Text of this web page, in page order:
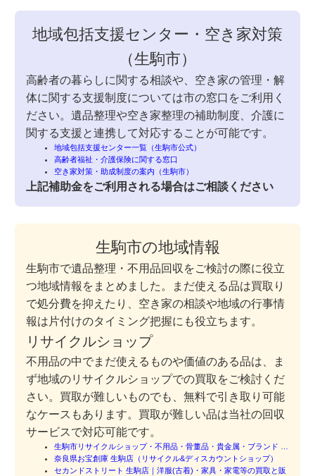
地域包括支援センター・空き家対策
（生駒市）
高齢者の暮らしに関する相談や、空き家の管理・解
体に関する支援制度については市の窓口をご利用く
ださい。遺品整理や空き家整理の補助制度、介護に
関する支援と連携して対応することが可能です。
地域包括支援センター一覧（生駒市公式）
高齢者福祉・介護保険に関する窓口
空き家対策・助成制度の案内（生駒市）
上記補助金をご利用される場合はご相談ください
生駒市の地域情報
生駒市で遺品整理・不用品回収をご検討の際に役立
つ地域情報をまとめました。まだ使える品は買取り
で処分費を抑えたり、空き家の相談や地域の行事情
報は片付けのタイミング把握にも役立ちます。
リサイクルショップ
不用品の中でまだ使えるものや価値のある品は、ま
ず地域のリサイクルショップでの買取をご検討くだ
さい。買取が難しいものでも、無料で引き取り可能
なケースもあります。買取が難しい品は当社の回収
サービスで対応可能です。
生駒市リサイクルショップ・不用品・骨董品・貴金属・ブランド …
奈良県お宝創庫 生駒店（リサイクル&ディスカウントショップ）
セカンドストリート 生駒店｜洋服(古着)・家具・家電等の買取と販